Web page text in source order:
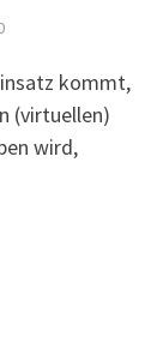
kommt,
(virtuellen)
wird,